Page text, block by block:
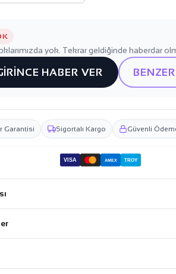
yok. Tekrar geldiğinde haberdar
HABER VER
Garantisi Sigortalı Kargo Güvenli
VISA AMEX TROY